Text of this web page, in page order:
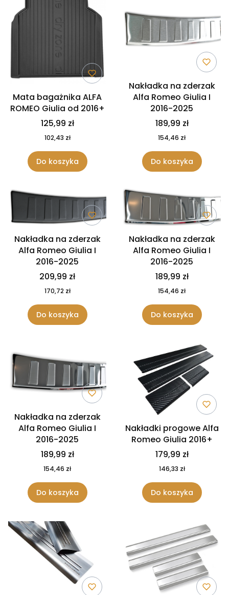
Mata bagażnika ALFA
ROMEO Giulia od 2016+
125,99 zł
102,43 zł
Do koszyka
Nakładka na zderzak
Alfa Romeo Giulia I
2016-2025
189,99 zł
154,46 zł
Do koszyka
Nakładka na zderzak
Alfa Romeo Giulia I
2016-2025
209,99 zł
170,72 zł
Do koszyka
Nakładka na zderzak
Alfa Romeo Giulia I
2016-2025
189,99 zł
154,46 zł
Do koszyka
Nakładka na zderzak
Alfa Romeo Giulia I
2016-2025
189,99 zł
154,46 zł
Do koszyka
Nakładki progowe Alfa
Romeo Giulia 2016+
179,99 zł
146,33 zł
Do koszyka